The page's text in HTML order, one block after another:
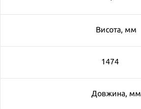
Висота, мм
1474
Довжина, мм